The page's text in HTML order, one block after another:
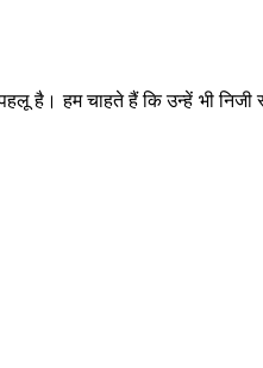
हम चाहते हैं कि उन्हें भी निजी